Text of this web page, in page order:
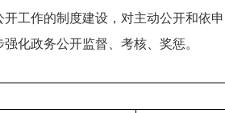
工作的制度建设，对主动公开和依申
化政务公开监督、考核、奖惩。